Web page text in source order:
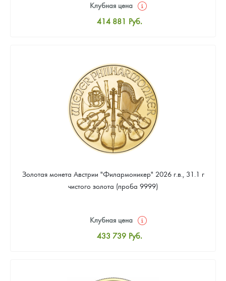
Клубная цена
414 881 Руб.
Цена выкупа
394 137 Руб.
Золотая монета Австрии "Филармоникер" 2026 г.в., 31.1 г
чистого золота (проба 9999)
Клубная цена
433 739 Руб.
Цена выкупа